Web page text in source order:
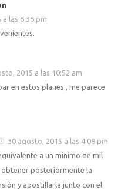
las 6:36 pm
2015 a las 10:52 am
en estos planes , me parece
30 agosto, 2015 a las 4:08 pm
a un mínimo de mil
obtener posteriormente la
y apostillarla junto con el